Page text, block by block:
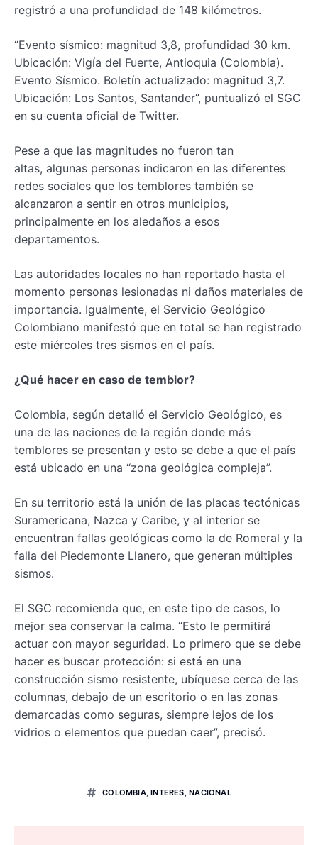
registró a una profundidad de 148 kilómetros.
“Evento sísmico: magnitud 3,8, profundidad 30 km.
Ubicación: Vigía del Fuerte, Antioquia (Colombia).
Evento Sísmico. Boletín actualizado: magnitud 3,7.
Ubicación: Los Santos, Santander”, puntualizó el SGC
en su cuenta oficial de Twitter.
Pese a que las magnitudes no fueron tan
altas, algunas personas indicaron en las diferentes
redes sociales que los temblores también se
alcanzaron a sentir en otros municipios,
principalmente en los aledaños a esos
departamentos.
Las autoridades locales no han reportado hasta el
momento personas lesionadas ni daños materiales de
importancia. Igualmente, el Servicio Geológico
Colombiano manifestó que en total se han registrado
este miércoles tres sismos en el país.
¿Qué hacer en caso de temblor?
Colombia, según detalló el Servicio Geológico, es
una de las naciones de la región donde más
temblores se presentan y esto se debe a que el país
está ubicado en una “zona geológica compleja”.
En su territorio está la unión de las placas tectónicas
Suramericana, Nazca y Caribe, y al interior se
encuentran fallas geológicas como la de Romeral y la
falla del Piedemonte Llanero, que generan múltiples
sismos.
El SGC recomienda que, en este tipo de casos, lo
mejor sea conservar la calma. “Esto le permitirá
actuar con mayor seguridad. Lo primero que se debe
hacer es buscar protección: si está en una
construcción sismo resistente, ubíquese cerca de las
columnas, debajo de un escritorio o en las zonas
demarcadas como seguras, siempre lejos de los
vidrios o elementos que puedan caer”, precisó.
COLOMBIA,INTERES ,NACIONAL